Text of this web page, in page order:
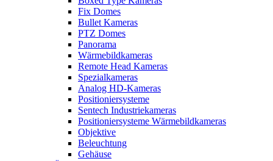
Fix Domes
Bullet Kameras
PTZ Domes
Panorama
Wärmebildkameras
Remote Head Kameras
Spezialkameras
Analog HD-Kameras
Positioniersysteme
Sentech Industriekameras
Positioniersysteme Wärmebildkameras
Objektive
Beleuchtung
Gehäuse